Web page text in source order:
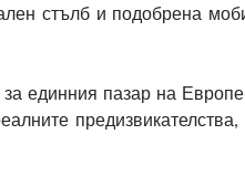
стълб и подобрена
единния пазар на
предизвикателства,